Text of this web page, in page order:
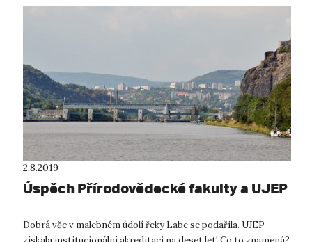
2.8.2019
Úspěch Přírodovědecké fakulty a UJEP
Dobrá věc v malebném údolí řeky Labe se podařila. UJEP